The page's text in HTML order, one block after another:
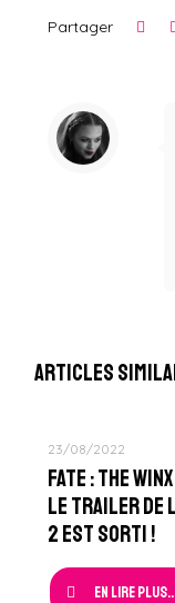
Partager
Articles
23/08/2022
Fate : The
Le Trailer de
2 est sorti !
En lire